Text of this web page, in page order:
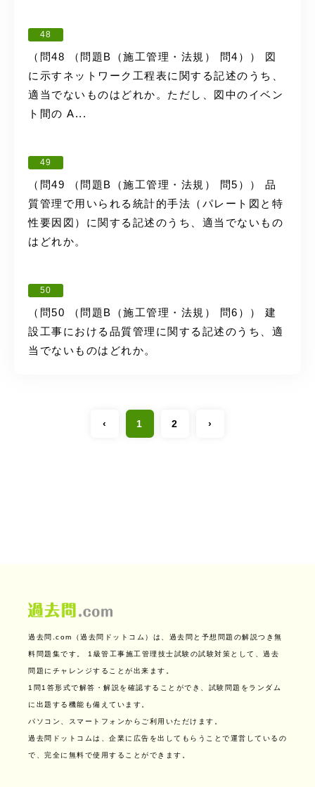
48
（問48 （問題B（施工管理・法規） 問4）） 図
に示すネットワーク工程表に関する記述のうち、
適当でないものはどれか。ただし、図中のイベン
ト間の A...
49
（問49 （問題B（施工管理・法規） 問5）） 品
質管理で用いられる統計的手法（パレート図と特
性要因図）に関する記述のうち、適当でないもの
はどれか。
50
（問50 （問題B（施工管理・法規） 問6）） 建
設工事における品質管理に関する記述のうち、適
当でないものはどれか。
‹ 1 2 ›
過去問.com（過去問ドットコム）は、過去問と予想問題の解説つき無
料問題集です。 1級管工事施工管理技士試験の試験対策として、過去
問題にチャレンジすることが出来ます。
1問1答形式で解答・解説を確認することができ、試験問題をランダム
に出題する機能も備えています。
パソコン、スマートフォンからご利用いただけます。
過去問ドットコムは、企業に広告を出してもらうことで運営しているの
で、完全に無料で使用することができます。